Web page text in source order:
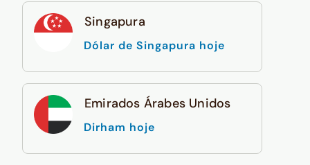
Singapura
Dólar de Singapura hoje
Emirados Árabes Unidos
Dirham hoje